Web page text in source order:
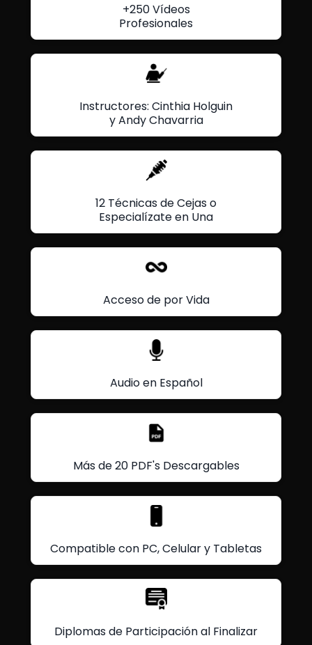
+250 Vídeos
Profesionales
Instructores: Cinthia Holguin
y Andy Chavarria
12 Técnicas de Cejas o
Especialízate en Una
Acceso de por Vida
Audio en Español
Más de 20 PDF's Descargables
Compatible con PC, Celular y Tabletas
Diplomas de Participación al Finalizar